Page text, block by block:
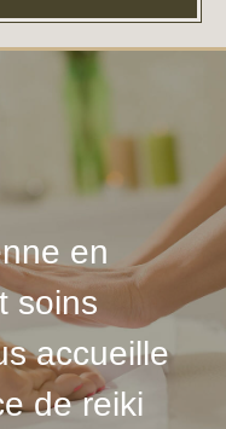
en
soins
accueille
de reiki